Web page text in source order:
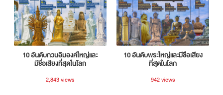
10 อันดับกวนอิมองค์ใหญ่และ
มีชื่อเสียงที่สุดในโลก
2,843 views
10 อันดับพระใหญ่และมีชื่อเสียง
ที่สุดในโลก
942 views